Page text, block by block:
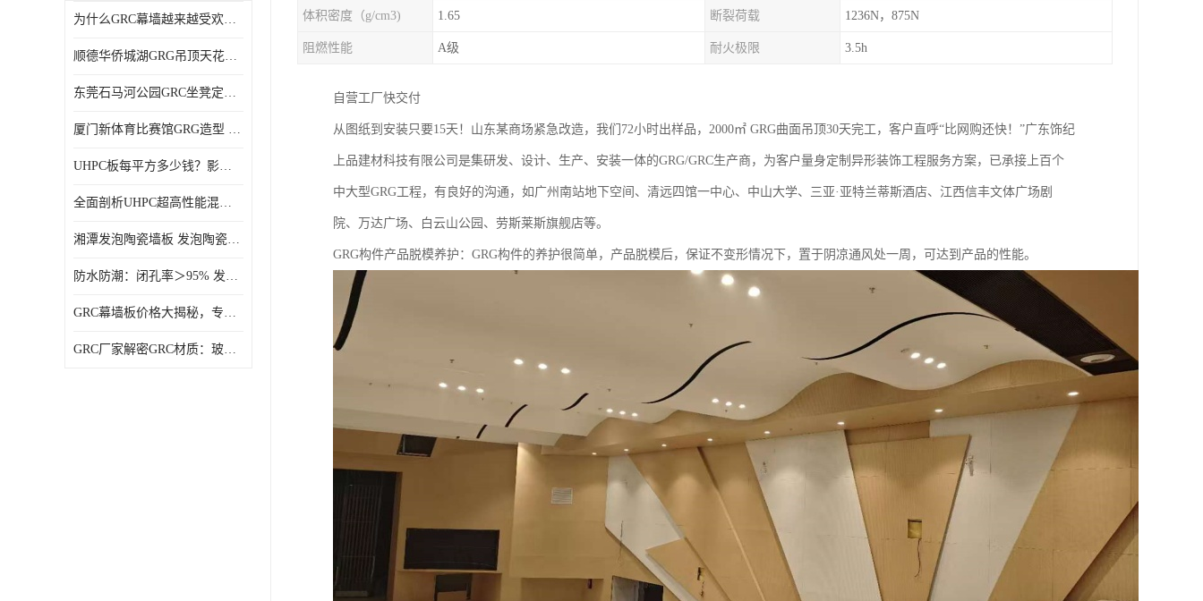
为什么GRC幕墙越来越受欢迎？一起来了解GRC幕墙
顺德华侨城湖GRG吊顶天花GRG材料定制厂家饰纪上品
东莞石马河公园GRC坐凳定制选择广东饰纪上品GRC构件厂家
厦门新体育比赛馆GRG造型 GRG材料 广东GRG厂家
UHPC板每平方多少钱？影响价格的关键因素解析
全面剖析UHPC超高性能混凝土：优势显著，劣势何在？
湘潭发泡陶瓷墙板 发泡陶瓷装饰构件 轻质高强：密度低但抗压强度高
防水防潮：闭孔率＞95% 发泡陶瓷装饰构件 南阳发泡陶瓷厂家
GRC幕墙板价格大揭秘，专业厂家报价助您轻松掌控预算
GRC厂家解密GRC材质：玻璃纤维与水泥复合，创新建筑新选择
体积密度（g/cm3) 1.65 断裂荷载 1236N，875N
阻燃性能 A级 耐火极限 3.5h
自营工厂快交付‌
从图纸到安装只要15天！山东某商场紧急改造，我们72小时出样品，2000㎡ GRG曲面吊顶30天完工，客户直呼“比网购还快！”广东饰纪
上品建材科技有限公司是集研发、设计、生产、安装一体的GRG/GRC生产商，为客户量身定制异形装饰工程服务方案，已承接上百个
中大型GRG工程，有良好的沟通，如广州南站地下空间、清远四馆一中心、中山大学、三亚·亚特兰蒂斯酒店、江西信丰文体广场剧
院、万达广场、白云山公园、劳斯莱斯旗舰店等。
GRG构件产品脱模养护：GRG构件的养护很简单，产品脱模后，保证不变形情况下，置于阴凉通风处一周，可达到产品的性能。